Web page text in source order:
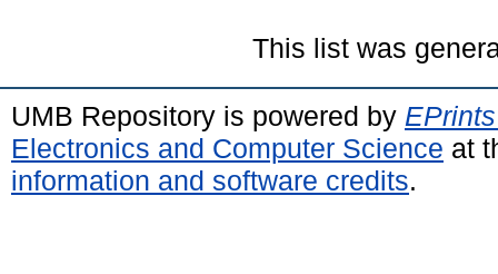
This list was
UMB Repository is powered by
Electronics and Computer Science at
information and software credits.